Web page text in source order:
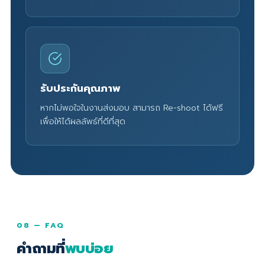
รับประกันคุณภาพ
หากไม่พอใจในงานส่งมอบ สามารถ Re-shoot ได้ฟรี
เพื่อให้ได้ผลลัพธ์ที่ดีที่สุด
08 — FAQ
คำถามที่พบบ่อย